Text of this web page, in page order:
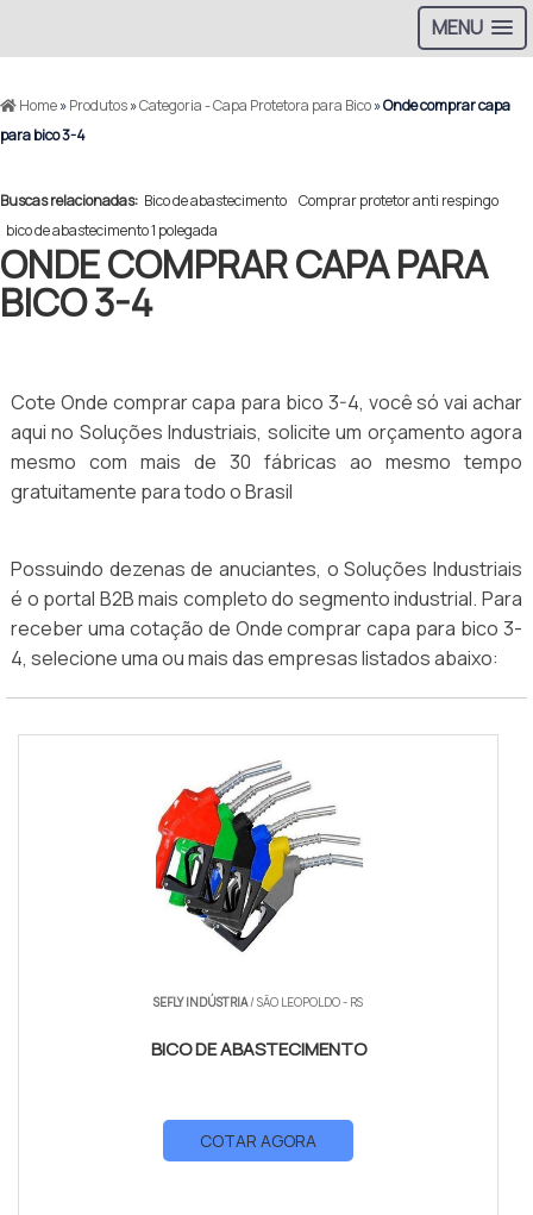
MENU
Home»Produtos»Categoria - Capa Protetora para Bico»Onde comprar capa
para bico 3-4
Buscas relacionadas: Bico de abastecimento Comprar protetor anti respingo
bico de abastecimento 1 polegada
ONDE COMPRAR CAPA PARA
BICO 3-4
Cote Onde comprar capa para bico 3-4, você só vai achar
aqui no Soluções Industriais, solicite um orçamento agora
mesmo com mais de 30 fábricas ao mesmo tempo
gratuitamente para todo o Brasil
Possuindo dezenas de anuciantes, o Soluções Industriais
é o portal B2B mais completo do segmento industrial. Para
receber uma cotação de Onde comprar capa para bico 3-
4, selecione uma ou mais das empresas listados abaixo:
SEFLY INDÚSTRIA/ SÃO LEOPOLDO - RS
BICO DE ABASTECIMENTO
COTAR AGORA